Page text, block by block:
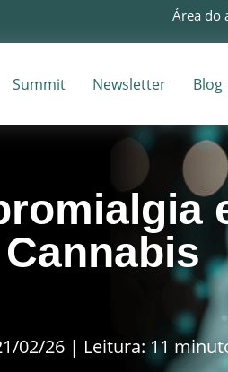
Área do
Summit Newsletter Blog
02/26 | Leitura: 11